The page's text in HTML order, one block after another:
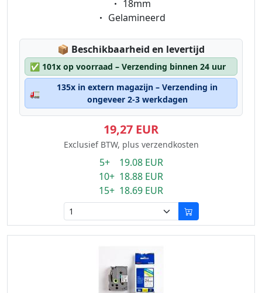
Eigenschaft:
18mm
Eigenschaft:
Gelamineerd
📦 Lagerstatus:
Beschikbaarheid en levertijd
✅ 101x op voorraad – Verzending binnen 24 uur
🚛
135x in extern magazijn – Verzending in
ongeveer 2-3 werkdagen
19,27 EUR
Exclusief BTW, plus verzendkosten
5+ 19.08 EUR
10+ 18.88 EUR
15+ 18.69 EUR